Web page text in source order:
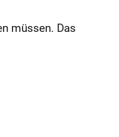
müssen. Das